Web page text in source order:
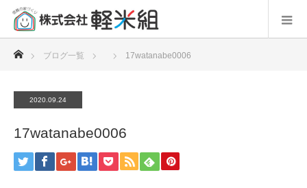
ブログ一覧 17watanabe0006
2020.09.24
17watanabe0006